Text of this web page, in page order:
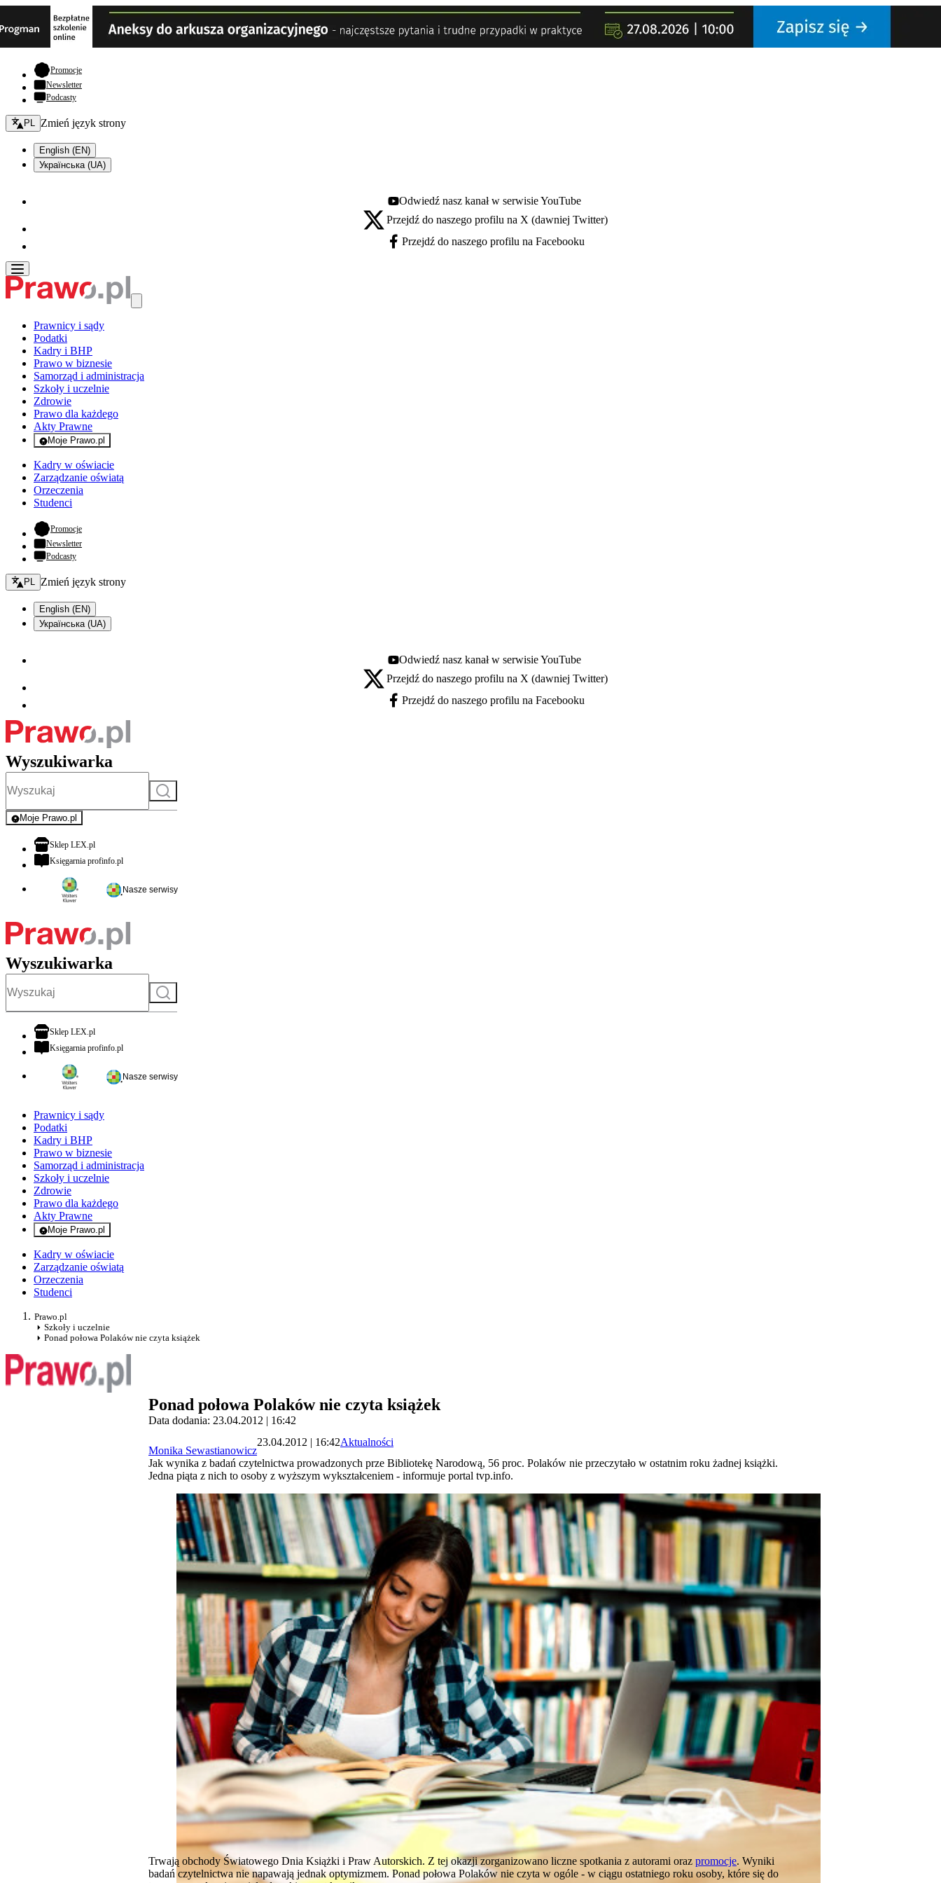
Promocje- otwiera się w nowej karcie
Newsletter
Podcasty
Zmień język - bieżący:
PL Zmień język strony
English (EN)
Українська (UA)
Youtube - otwiera się w nowej karcie
Odwiedź nasz kanał w serwisie YouTube
X - otwiera się w nowej karcie
Przejdź do naszego profilu na X (dawniej Twitter)
Facebook - otwiera się w nowej karcie
Przejdź do naszego profilu na Facebooku
Prawnicy i sądy
Podatki
Kadry i BHP
Prawo w biznesie
Samorząd i administracja
Szkoły i uczelnie
Zdrowie
Prawo dla każdego
Akty Prawne
Moje Prawo.pl
- rejestracja i logowanie do serwisu
Kadry w oświacie
Zarządzanie oświatą
Orzeczenia
Studenci
Promocje- otwiera się w nowej karcie
Newsletter
Podcasty
Zmień język - bieżący:
PL Zmień język strony
English (EN)
Українська (UA)
Youtube - otwiera się w nowej karcie
Odwiedź nasz kanał w serwisie YouTube
X - otwiera się w nowej karcie
Przejdź do naszego profilu na X (dawniej Twitter)
Facebook - otwiera się w nowej karcie
Przejdź do naszego profilu na Facebooku
Wyszukiwarka
Szukaj
Moje Prawo.pl
- rejestracja i logowanie do serwisu
Sklep LEX.plotwiera się w nowej karcie
Księgarnia profinfo.plotwiera się w nowej karcie
Nasze serwisy
Wyszukiwarka
Szukaj
Sklep LEX.plotwiera się w nowej karcie
Księgarnia profinfo.plotwiera się w nowej karcie
Nasze serwisy
Prawnicy i sądy
Podatki
Kadry i BHP
Prawo w biznesie
Samorząd i administracja
Szkoły i uczelnie
Zdrowie
Prawo dla każdego
Akty Prawne
Moje Prawo.pl
- rejestracja i logowanie do serwisu
Kadry w oświacie
Zarządzanie oświatą
Orzeczenia
Studenci
Prawo.pl
Szkoły i uczelnie
Ponad połowa Polaków nie czyta książek
Ponad połowa Polaków nie czyta książek
Data dodania: 23.04.2012 | 16:42
Monika Sewastianowicz
23.04.2012 | 16:42Aktualności
Jak wynika z badań czytelnictwa prowadzonych prze Bibliotekę Narodową, 56 proc. Polaków nie przeczytało w ostatnim roku żadnej książki.
Jedna piąta z nich to osoby z wyższym wykształceniem - informuje portal tvp.info.
Trwają obchody Światowego Dnia Książki i Praw Autorskich. Z tej okazji zorganizowano liczne spotkania z autorami oraz promocje. Wyniki
badań czytelnictwa nie napawają jednak optymizmem. Ponad połowa Polaków nie czyta w ogóle - w ciągu ostatniego roku osoby, które się do